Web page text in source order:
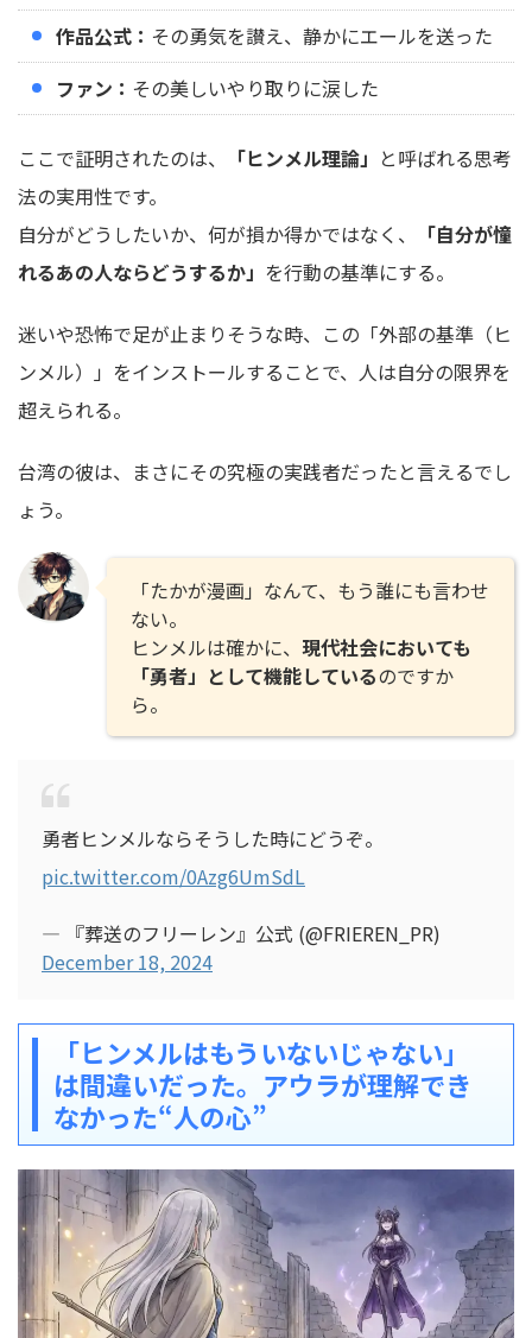
作品公式： その勇気を讃え、静かにエールを送った
ファン： その美しいやり取りに涙した
ここで証明されたのは、 「ヒンメル理論」 と呼ばれる思考
法の実用性です。
自分がどうしたいか、何が損か得かではなく、
「自分が憧
れるあの人ならどうするか」 を行動の基準にする。
迷いや恐怖で足が止まりそうな時、この「外部の基準（ヒ
ンメル）」をインストールすることで、人は自分の限界を
超えられる。
台湾の彼は、まさにその究極の実践者だったと言えるでし
ょう。
「たかが漫画」なんて、もう誰にも言わせ
ない。
ヒンメルは確かに、 現代社会においても
「勇者」として機能しているのですか
ら。
勇者ヒンメルならそうした時にどうぞ。
pic.twitter.com/0Azg6UmSdL
— 『葬送のフリーレン』公式 (@FRIEREN_PR)
December 18, 2024
「ヒンメルはもういないじゃない」
は間違いだった。アウラが理解でき
なかった“人の心”